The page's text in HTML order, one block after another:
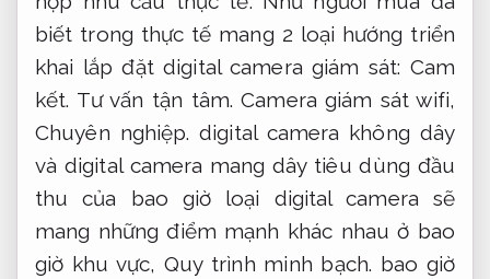
biết trong thực tế mang 2 loại hướng triển
khai lắp đặt digital camera giám sát: Cam
kết. Tư vấn tận tâm. Camera giám sát wifi,
Chuyên nghiệp. digital camera không dây
và digital camera mang dây tiêu dùng đầu
thu của bao giờ loại digital camera sẽ
mang những điểm mạnh khác nhau ở bao
giờ khu vực,Quy trình minh bạch. bao giờ